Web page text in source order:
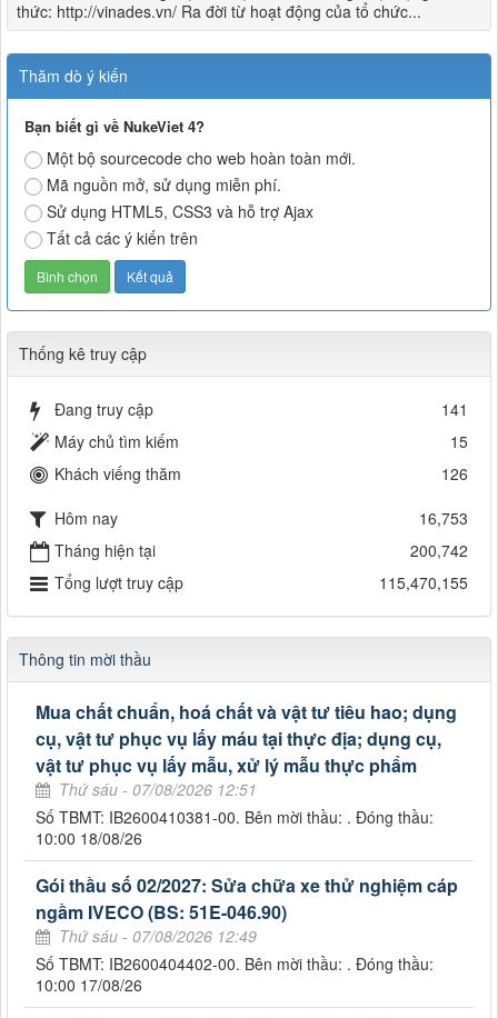
thức: http://vinades.vn/ Ra đời từ hoạt động của tổ chức...
Thăm dò ý kiến
Bạn biết gì về NukeViet 4?
Một bộ sourcecode cho web hoàn toàn mới.
Mã nguồn mở, sử dụng miễn phí.
Sử dụng HTML5, CSS3 và hỗ trợ Ajax
Tất cả các ý kiến trên
Thống kê truy cập
Đang truy cập
141
Máy chủ tìm kiếm
15
Khách viếng thăm
126
Hôm nay
16,753
Tháng hiện tại
200,742
Tổng lượt truy cập
115,470,155
Thông tin mời thầu
Mua chất chuẩn, hoá chất và vật tư tiêu hao; dụng
cụ, vật tư phục vụ lấy máu tại thực địa; dụng cụ,
vật tư phục vụ lấy mẫu, xử lý mẫu thực phẩm
Thứ sáu - 07/08/2026 12:51
Số TBMT: IB2600410381-00. Bên mời thầu: . Đóng thầu:
10:00 18/08/26
Gói thầu số 02/2027: Sửa chữa xe thử nghiệm cáp
ngầm IVECO (BS: 51E-046.90)
Thứ sáu - 07/08/2026 12:49
Số TBMT: IB2600404402-00. Bên mời thầu: . Đóng thầu:
10:00 17/08/26